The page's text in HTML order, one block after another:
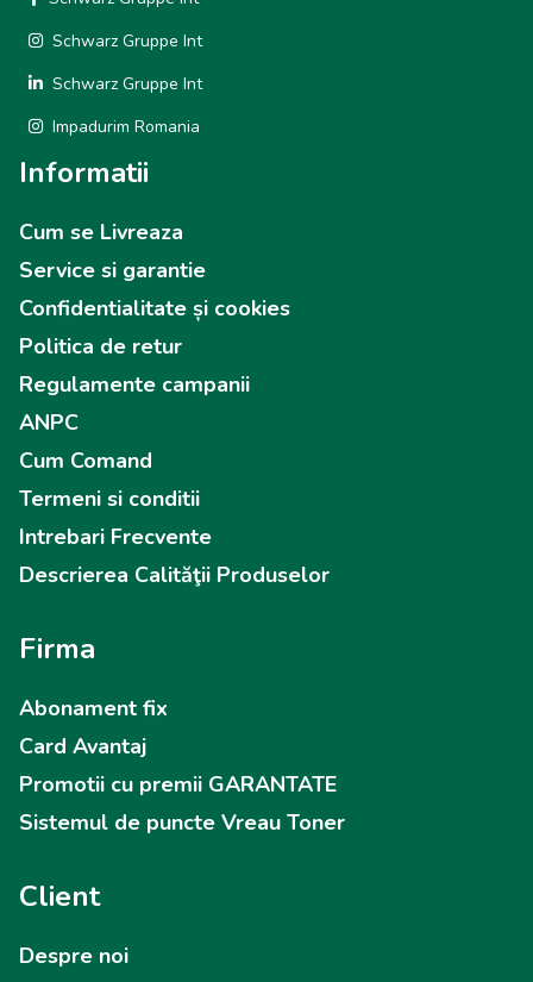
Schwarz Gruppe Int
Schwarz Gruppe Int
Impadurim Romania
Informatii
Cum se Livreaza
Service si garantie
Confidentialitate și cookies
Politica de retur
Regulamente campanii
ANPC
Cum Comand
Termeni si conditii
Intrebari Frecvente
Descrierea Calităţii Produselor
Firma
Abonament fix
Card Avantaj
Promotii cu premii GARANTATE
Sistemul de puncte Vreau Toner
Client
Despre noi